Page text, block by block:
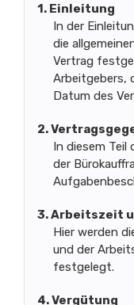
1. Einleitung
In der
die
Vertrag
Arbeitgebers,
Datum des
2.
In diesem Teil
der
3. Arbeitszeit
Hier werden
und der
festgelegt.
4. Vergütung